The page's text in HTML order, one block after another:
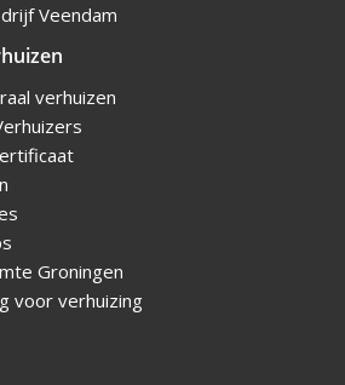
Veendam
verhuizen
Groningen
voor verhuizing